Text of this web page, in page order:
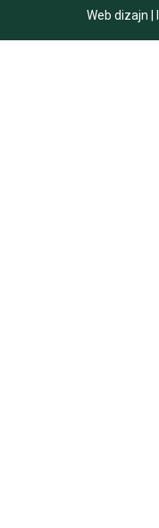
Web dizajn